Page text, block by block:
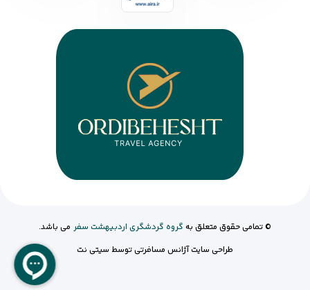
© تمامی حقوق متعلق به گروه گردشگری اردبیهشت سفر می باشد.
طراحی سایت آژانس مسافرتیتوسط سیتی نت